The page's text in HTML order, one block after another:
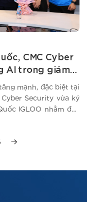
CMC Cyber
AI trong giám
mạnh, đặc biệt tại
Security vừa ký
IGLOO nhằm đẩy